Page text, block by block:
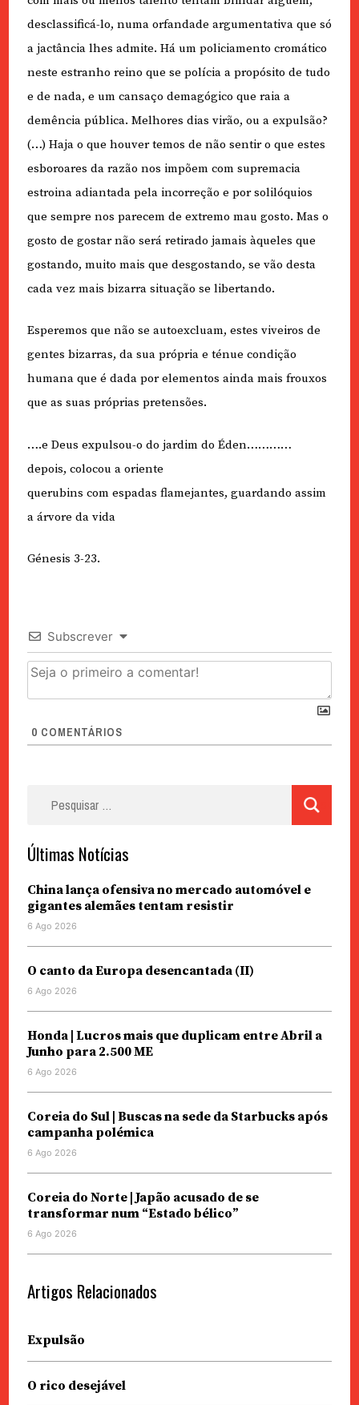
desclassificá-lo, numa orfandade argumentativa que só
a jactância lhes admite. Há um policiamento cromático
neste estranho reino que se polícia a propósito de tudo
e de nada, e um cansaço demagógico que raia a
demência pública. Melhores dias virão, ou a expulsão?
(…) Haja o que houver temos de não sentir o que estes
esboroares da razão nos impõem com supremacia
estroina adiantada pela incorreção e por solilóquios
que sempre nos parecem de extremo mau gosto. Mas o
gosto de gostar não será retirado jamais àqueles que
gostando, muito mais que desgostando, se vão desta
cada vez mais bizarra situação se libertando.
Esperemos que não se autoexcluam, estes viveiros de
gentes bizarras, da sua própria e ténue condição
humana que é dada por elementos ainda mais frouxos
que as suas próprias pretensões.
….e Deus expulsou-o do jardim do Éden…………
depois, colocou a oriente
querubins com espadas flamejantes, guardando assim
a árvore da vida
Génesis 3-23.
Subscrever
0 COMENTÁRIOS
Últimas Notícias
China lança ofensiva no mercado automóvel e
gigantes alemães tentam resistir
6 Ago 2026
O canto da Europa desencantada (II)
6 Ago 2026
Honda | Lucros mais que duplicam entre Abril a
Junho para 2.500 ME
6 Ago 2026
Coreia do Sul | Buscas na sede da Starbucks após
campanha polémica
6 Ago 2026
Coreia do Norte | Japão acusado de se
transformar num “Estado bélico”
6 Ago 2026
Artigos Relacionados
Expulsão
O rico desejável